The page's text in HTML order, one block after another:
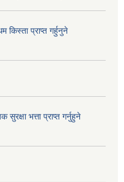
प्राप्त गर्हुनुने
भत्ता प्राप्त गर्नुहुने